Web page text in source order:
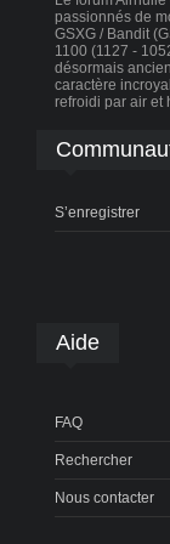
passionnés de
GSXG / Bandit
1100 (1127 -
désormais
caractère
refroidi par air et
S’enregistrer
Aide
FAQ
Rechercher
Nous contacter